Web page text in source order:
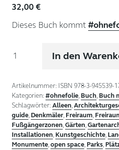
32,00€
Dieses Buch kommt
Berlin.
Open
Space
Menge
In den
Artikelnummer: ISBN 978-3-945539-
Kategorien: #ohnefolie, Buch, Buch
Schlagwörter: Alleen,
guide, Denkmäler, Freiraum,
Fußgängerzonen,Gärten,
Installationen, Kunstgeschichte,
Monumente,open space, Parks,